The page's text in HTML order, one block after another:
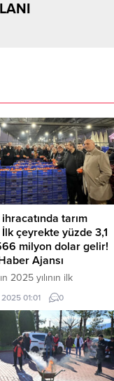
tarım
İlk çeyrekte yüzde 3,1
milyon dolar gelir!
Ajansı
2025 yılının ilk
ihracat performansı
Kent, Ocak-Mart
toplam ihracatını yüzde
artırarak 566,1 milyon
Bu başarıda
sektörü üstlenirken,
meyve sebze ve süs
01:01 0